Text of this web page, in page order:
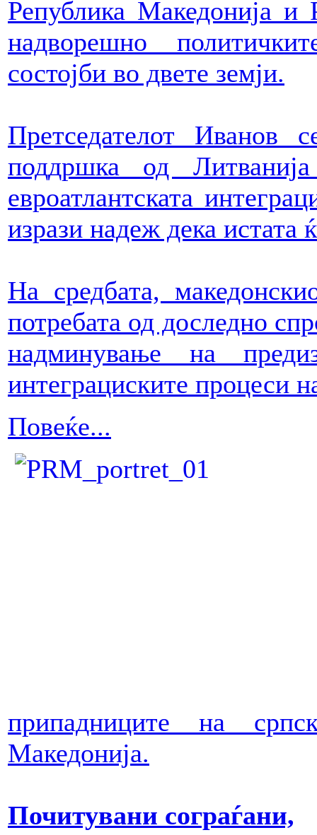
Република Македонија и
надворешно
состојби во двете земји.
Претседателот Иванов
поддршка од
евроатлантската
изрази надеж дека
На средбата,
потребата од доследно
надминување на
интеграциските процеси
Повеќе...
припадниците на
Македонија.
Почитувани сограѓани,